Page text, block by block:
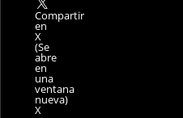
Compartir
en
X
(Se
abre
en
una
ventana
nueva)
X